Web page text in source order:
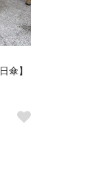
傘】